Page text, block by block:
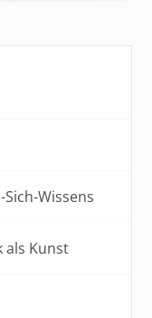
Wissens
als Kunst